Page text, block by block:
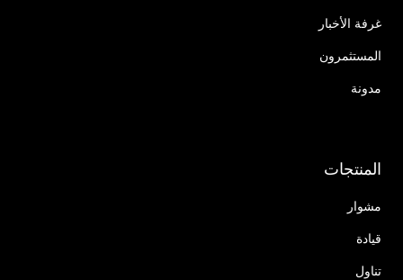
غرفة الأخبار
المستثمرون
مدونة
المنتجات
مشوار
قيادة
تناول